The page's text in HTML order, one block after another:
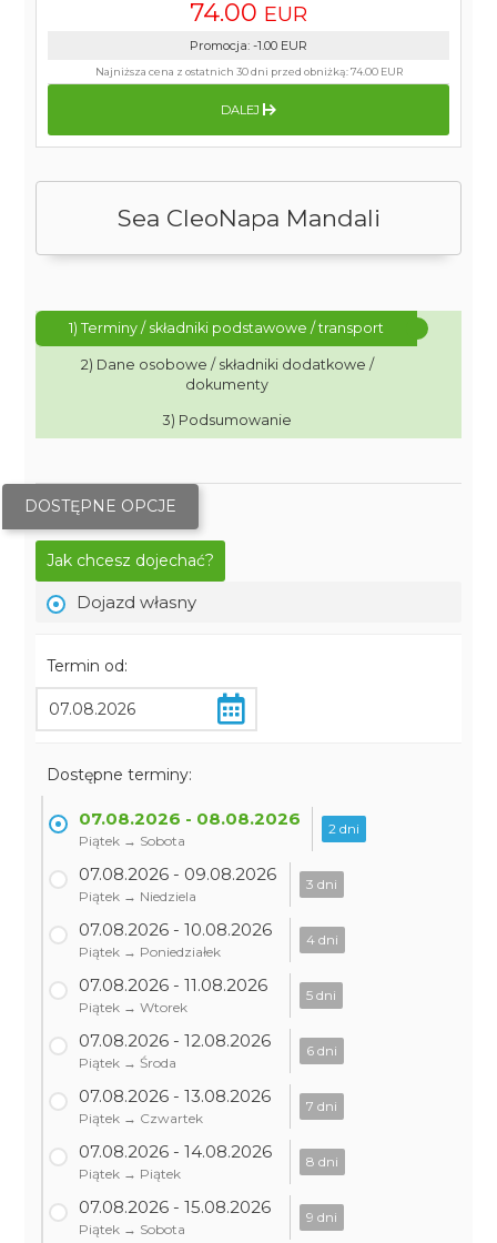
Sea CleoNapa Mandali
1) Terminy / składniki podstawowe / transport
2) Dane osobowe / składniki dodatkowe /
dokumenty
3) Podsumowanie
DOSTĘPNE OPCJE
Jak chcesz dojechać?
Dojazd własny
Termin od:
Dostępne terminy:
07.08.2026 - 08.08.2026
Piątek → Sobota
2 dni
07.08.2026 - 09.08.2026
Piątek → Niedziela
3 dni
07.08.2026 - 10.08.2026
Piątek → Poniedziałek
4 dni
07.08.2026 - 11.08.2026
Piątek → Wtorek
5 dni
07.08.2026 - 12.08.2026
Piątek → Środa
6 dni
07.08.2026 - 13.08.2026
Piątek → Czwartek
7 dni
07.08.2026 - 14.08.2026
Piątek → Piątek
8 dni
07.08.2026 - 15.08.2026
Piątek → Sobota
9 dni
74.00 EUR
Promocja: -1.00 EUR
Najniższa cena z ostatnich 30 dni przed obniżką:74.00 EUR
DALEJ